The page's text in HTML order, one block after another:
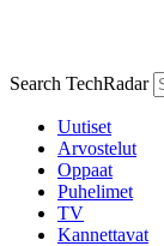
Search TechRadar
Uutiset
Arvostelut
Oppaat
Puhelimet
TV
Kannettavat